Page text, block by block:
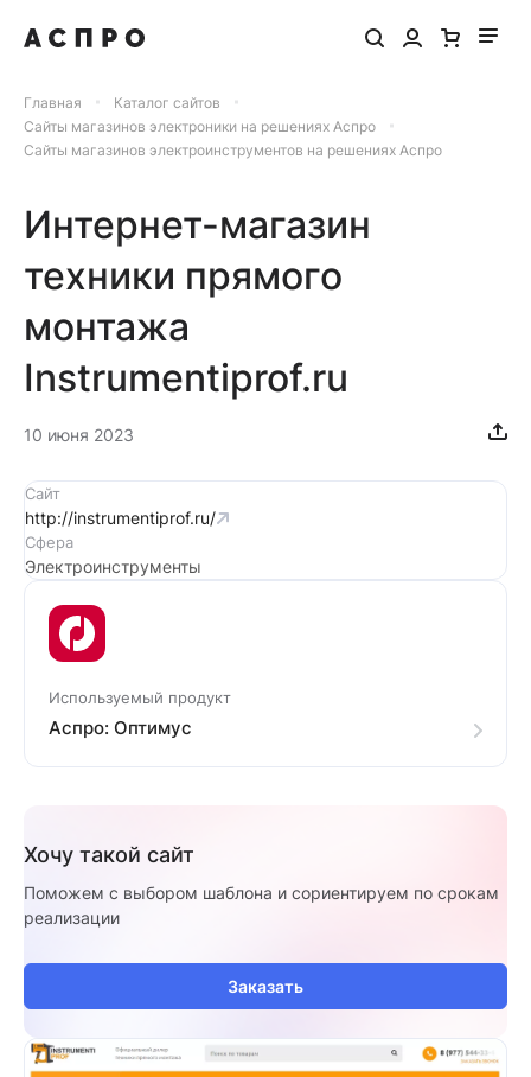
Главная
Каталог сайтов
Сайты магазинов электроники на решениях Аспро
Сайты магазинов электроинструментов на решениях Аспро
Интернет-магазин
техники прямого
монтажа
Instrumentiprof.ru
10 июня 2023
Сайт
http://instrumentiprof.ru/
Сфера
Электроинструменты
Используемый продукт
Аспро: Оптимус
Хочу такой сайт
Поможем с выбором шаблона и сориентируем по срокам
реализации
Заказать